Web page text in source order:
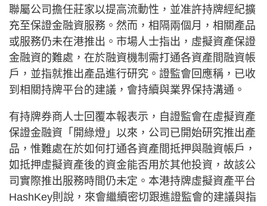
聯屬公司擔任莊家以提高流動性，並准許持牌經紀擴
充至保證金融資服務。然而，相隔兩個月，相關產品
或服務仍未在港推出。市場人士指出，虛擬資產保證
金融資的難處，在於融資機制需打通各資產間融資帳
戶，並指就推出產品進行研究。證監會回應稱，已收
到相關持牌平台的建議，會持續與業界保持溝通。
有持牌券商人士回覆本報表示，自證監會在虛擬資產
保證金融資「開綠燈」以來，公司已開始研究推出產
品，惟難處在於如何打通各資產間抵押與融資帳戶，
如抵押虛擬資產後的資金能否用於其他投資，故該公
司實際推出服務時間仍未定。本港持牌虛擬資產平台
HashKey則說，來會繼續密切跟進證監會的建議與指